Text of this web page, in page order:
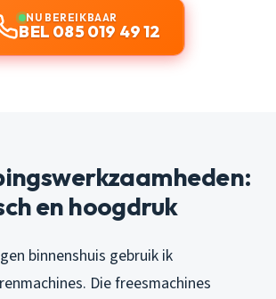
NU BEREIKBAAR
BEL 085 019 49 12
en hoogdruk
binnenshuis gebruik ik
Die freesmachines